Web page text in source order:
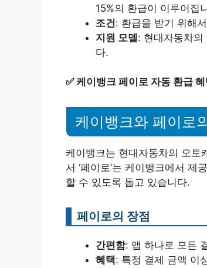
15%의 환급이 이루어집
조건: 환급을 받기 위해
지원 모델: 현대자동차
다.
✅케이뱅크 페이로 자동 환급
케이뱅크와 페이로
케이뱅크는 현대자동차의 오토
서 ‘페이로’는 케이뱅크에서
할 수 있도록 돕고 있습니다.
페이로의 장점
간편함: 앱 하나로 모든
혜택: 특정 결제 금액 이